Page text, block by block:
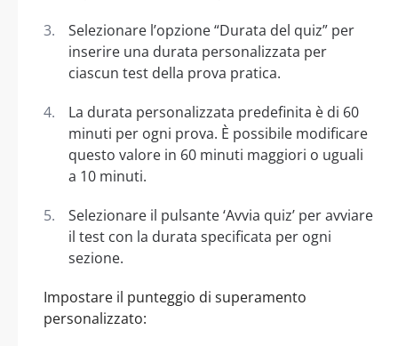
Selezionare l’opzione “Durata del quiz” per
inserire una durata personalizzata per
ciascun test della prova pratica.
La durata personalizzata predefinita è di 60
minuti per ogni prova. È possibile modificare
questo valore in 60 minuti maggiori o uguali
a 10 minuti.
Selezionare il pulsante ‘Avvia quiz’ per avviare
il test con la durata specificata per ogni
sezione.
Impostare il punteggio di superamento
personalizzato: